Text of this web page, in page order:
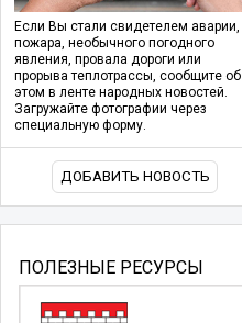
Если Вы стали свидетелем аварии,
пожара, необычного погодного
явления, провала дороги или
прорыва теплотрассы, сообщите об
этом в ленте народных новостей.
Загружайте фотографии через
специальную форму.
ДОБАВИТЬ НОВОСТЬ
ПОЛЕЗНЫЕ РЕСУРСЫ